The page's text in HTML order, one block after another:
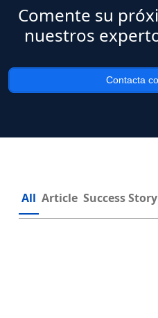
Comente su
nuestros
Contacta
All Article Success Story